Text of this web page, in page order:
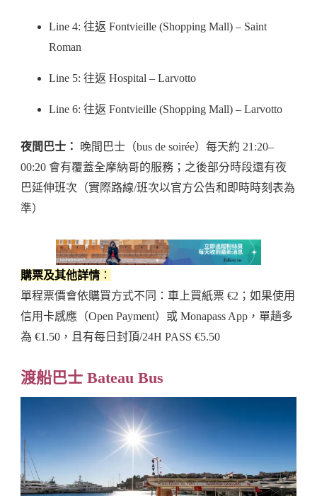
Line 4: 往返 Fontvieille (Shopping Mall) – Saint
Roman
Line 5: 往返 Hospital – Larvotto
Line 6: 往返 Fontvieille (Shopping Mall) – Larvotto
夜間巴士：
晚間巴士（bus de soirée）每天約 21:20–
00:20 會有覆蓋全摩納哥的服務；之後部分時段還有夜
巴延伸班次（實際路線/班次以官方公告和即時時刻表為
準）
購票及其他詳情 ：
單程票價會依購買方式不同：車上買紙票 €2；如果使用
信用卡感應（Open Payment）或 Monapass App，單趟多
為 €1.50，且有每日封頂/24H PASS €5.50
渡船巴士 Bateau Bus